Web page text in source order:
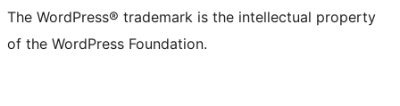
The WordPress® trademark is the intellectual property
of the WordPress Foundation.